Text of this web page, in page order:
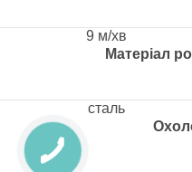
Матеріал
9 м/хв
сталь